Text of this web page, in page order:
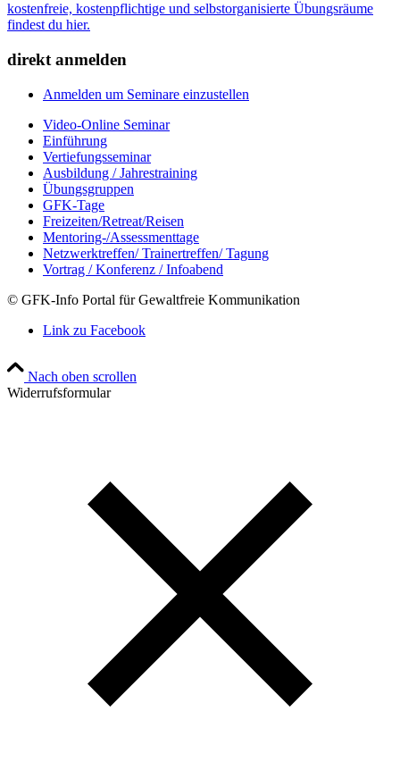
kostenfreie, kostenpflichtige und selbstorganisierte Übungsräume
findest du hier.
direkt anmelden
Anmelden um Seminare einzustellen
Video-Online Seminar
Einführung
Vertiefungsseminar
Ausbildung / Jahrestraining
Übungsgruppen
GFK-Tage
Freizeiten/Retreat/Reisen
Mentoring-/Assessmenttage
Netzwerktreffen/ Trainertreffen/ Tagung
Vortrag / Konferenz / Infoabend
© GFK-Info Portal für Gewaltfreie Kommunikation
Link zu Facebook
Nach oben scrollen
Widerrufsformular